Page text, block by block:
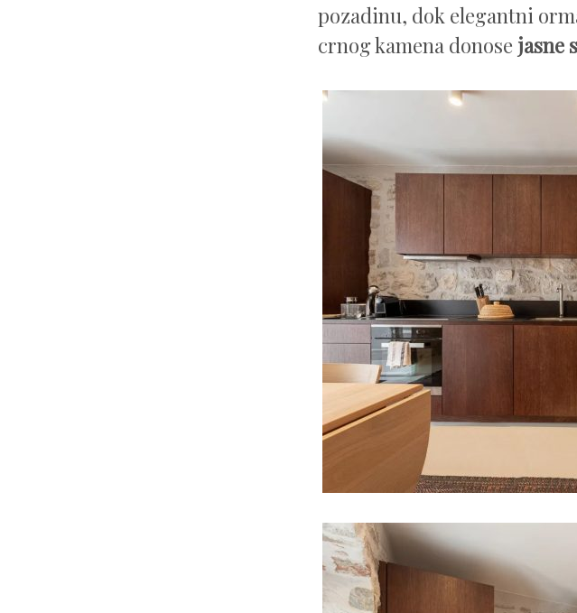
pozadinu, dok elegantni
crnog kamena donose jasne